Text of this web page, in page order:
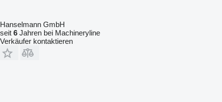
Hanselmann GmbH
seit 6 Jahren bei Machineryline
Verkäufer kontaktieren